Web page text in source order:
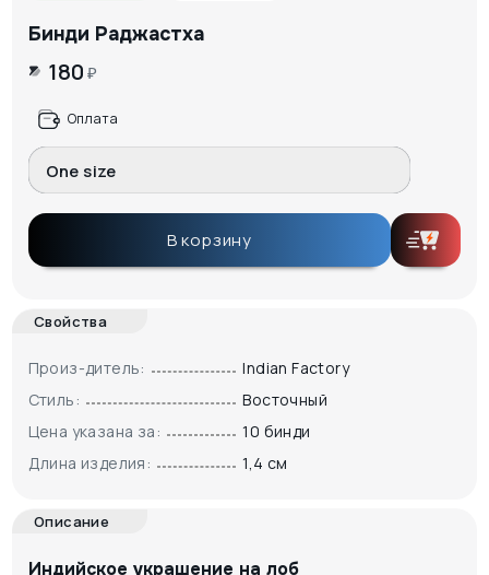
Бинди Раджастха
180₽
Оплата
One size
В корзину
Свойства
Произ-дитель:
Indian Factory
Стиль:
Восточный
Цена указана за:
10 бинди
Длина изделия:
1,4 см
Описание
Индийское украшение на лоб